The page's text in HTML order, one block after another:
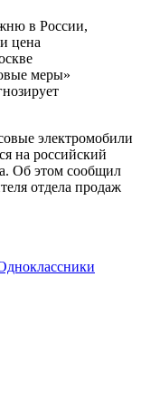
в России,
цена
меры»
электромобили
на российский
Об этом сообщил
отдела продаж